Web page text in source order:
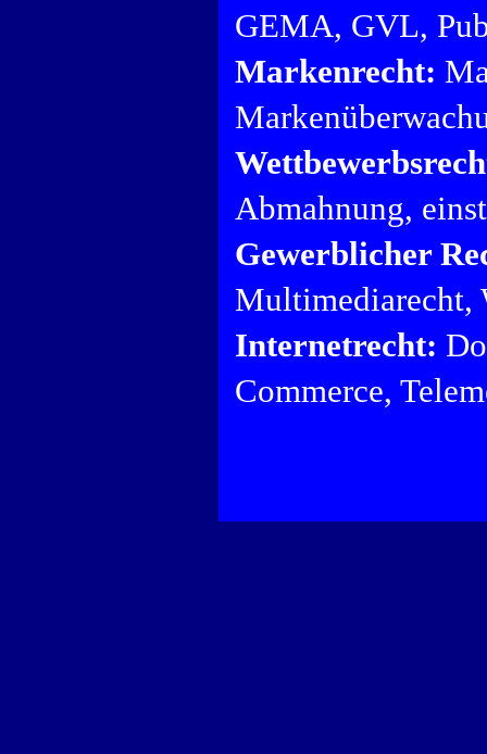
GEMA, GVL,
Markenrecht:
Abmahnung,
Gewerblicher
Multimediarecht,
Internetrecht:
Commerce,